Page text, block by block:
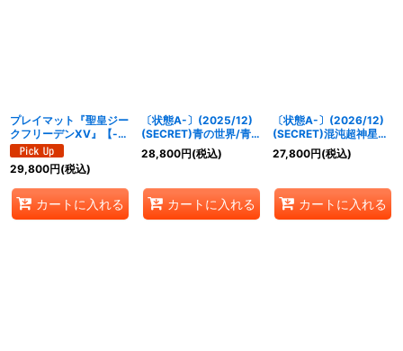
プレイマット『聖皇ジー
クフリーデンXV』【-】
{-}《サプライ》
29,800円(税込)
カートに入れる
〔状態A-〕(2025/12)
(SECRET)青の世界/青き
異神【CP-SEC】
{BS73-TCP06a/BS73-
28,800円(税込)
カートに入れる
〔状態A-〕(2026/12)
(SECRET)混沌超神星ジ
ークヴルム・オルタ・ノ
ヴァ【AX-SEC】
27,800円(税込)
カートに入れる